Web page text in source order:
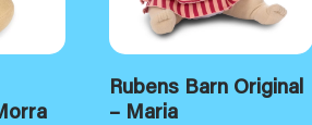
Rubens Barn Original
– Maria